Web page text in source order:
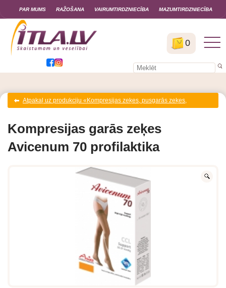
0
PAR MUMS RAŽOŠANA VAIRUMTIRDZNIECĪBA MAZUMTIRDZNIECĪBA
Atpakaļ uz produkciju «Kompresijas zeķes, pusgarās zeķes,
Kompresijas garās zeķes
Avicenum 70 profilaktika